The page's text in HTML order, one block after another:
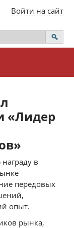
Войти на сайт
«Лидер
в
передовых
опыт.
рынка,